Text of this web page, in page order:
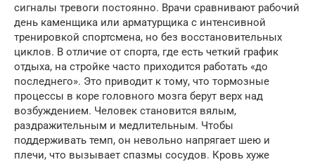
сигналы тревоги постоянно. Врачи сравнивают рабочий
день каменщика или арматурщика с интенсивной
тренировкой спортсмена, но без восстановительных
циклов. В отличие от спорта, где есть четкий график
отдыха, на стройке часто приходится работать «до
последнего». Это приводит к тому, что тормозные
процессы в коре головного мозга берут верх над
возбуждением. Человек становится вялым,
раздражительным и медлительным. Чтобы
поддерживать темп, он невольно напрягает шею и
плечи, что вызывает спазмы сосудов. Кровь хуже